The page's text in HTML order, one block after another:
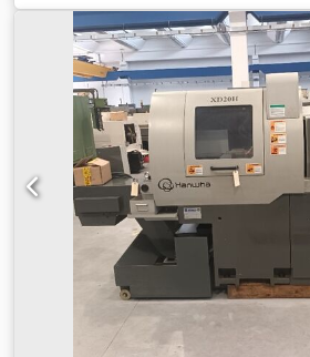
Dedpfxjikbdve Ablskr